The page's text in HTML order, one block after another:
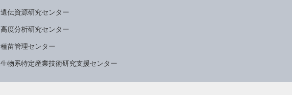
遺伝資源研究センター
高度分析研究センター
種苗管理センター
生物系特定産業技術研究支援センター